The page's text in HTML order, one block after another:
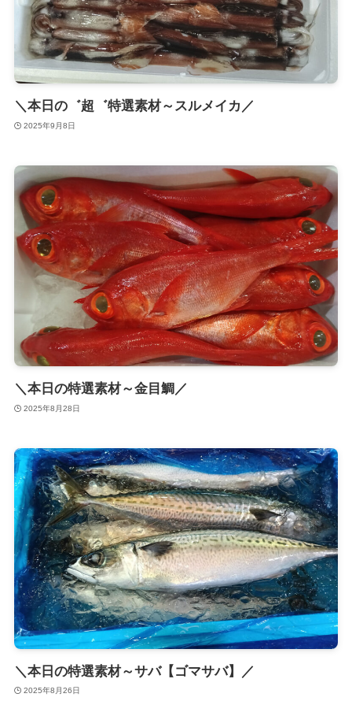
＼本日の゛超゛特選素材～スルメイカ／
2025年9月8日
＼本日の特選素材～金目鯛／
2025年8月28日
＼本日の特選素材～サバ【ゴマサバ】／
2025年8月26日